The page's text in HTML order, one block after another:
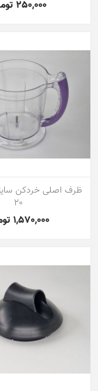
250,000 تومان
20
1,570,000 تومان